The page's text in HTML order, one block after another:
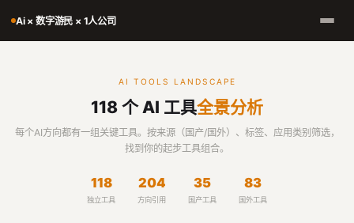
Ai × 数字游民 × 1人公司
AI TOOLS LANDSCAPE
118 个 AI 工具全景分析
每个AI方向都有一组关键工具。按来源（国产/国外）、标签、应用类别筛选，
找到你的起步工具组合。
118
独立工具
204
方向引用
35
国产工具
83
国外工具